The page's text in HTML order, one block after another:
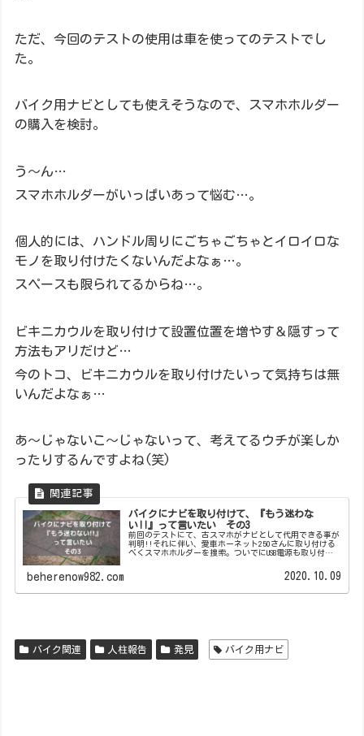
ただ、今回のテストの使用は車を使ってのテストでし
た。
バイク用ナビとしても使えそうなので、スマホホルダー
の購入を検討。
う～ん…
スマホホルダーがいっぱいあって悩む…。
個人的には、ハンドル周りにごちゃごちゃとイロイロな
モノを取り付けたくないんだよなぁ…。
スペースも限られてるからね…。
ビキニカウルを取り付けて設置位置を増やす＆隠すって
方法もアリだけど…
今のトコ、ビキニカウルを取り付けたいって気持ちは無
いんだよなぁ…
あ～じゃないこ～じゃないって、考えてるウチが楽しか
ったりするんですよね(笑)
バイクにナビを取り付けて、『もう迷わな
い!!』って言いたい その3
前回のテストにて、古スマホがナビとして代用できる事が
判明!!それに伴い、愛車ホーネット250さんに取り付ける
べくスマホホルダーを捜索。ついでにUSB電源も取り付け
beherenow982.com 2020.10.09
バイク関連 人柱報告 発見 バイク用ナビ